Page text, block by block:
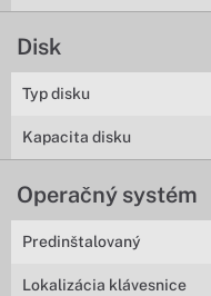
Disk
Typ disku
Kapacita disku
Operačný systém
Predinštalovaný
Lokalizácia klávesnice